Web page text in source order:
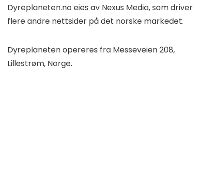
Dyreplaneten.no eies av Nexus Media, som driver
flere andre nettsider på det norske markedet.
Dyreplaneten opereres fra Messeveien 208,
Lillestrøm, Norge.